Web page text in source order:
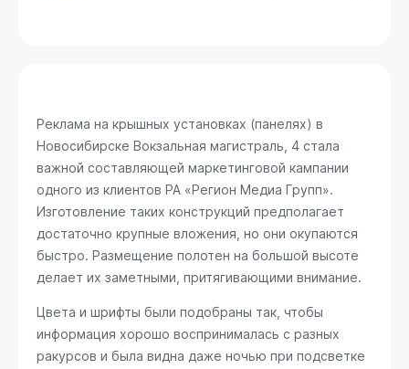
Реклама на крышных установках (панелях) в
Новосибирске Вокзальная магистраль, 4 стала
важной составляющей маркетинговой кампании
одного из клиентов РА «Регион Медиа Групп».
Изготовление таких конструкций предполагает
достаточно крупные вложения, но они окупаются
быстро. Размещение полотен на большой высоте
делает их заметными, притягивающими внимание.
Цвета и шрифты были подобраны так, чтобы
информация хорошо воспринималась с разных
ракурсов и была видна даже ночью при подсветке